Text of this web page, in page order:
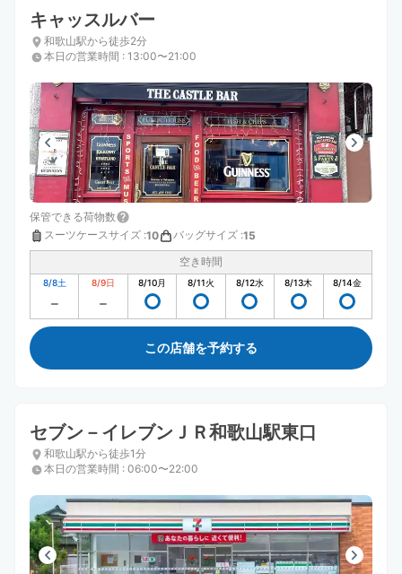
キャッスルバー
和歌山駅から徒歩2分
本日の営業時間 : 13:00〜21:00
保管できる荷物数
スーツケースサイズ :10 バッグサイズ :15
空き時間
8/8土 8/9日 8/10月 8/11火 8/12水 8/13木 8/14金
この店舗を予約する
セブン－イレブンＪＲ和歌山駅東口
和歌山駅から徒歩1分
本日の営業時間 : 06:00〜22:00